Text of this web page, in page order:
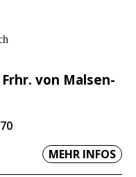
von Malsen-
MEHR INFOS